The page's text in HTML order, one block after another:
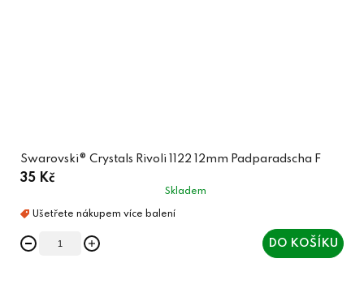
Swarovski® Crystals Rivoli 1122 12mm Padparadscha F
35 Kč
Skladem
DO KOŠÍKU